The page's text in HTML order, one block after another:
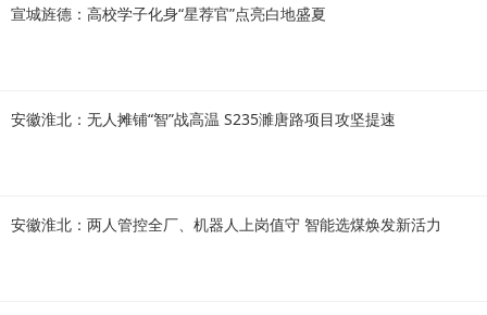
宣城旌德：高校学子化身“星荐官”点亮白地盛夏
安徽淮北：无人摊铺“智”战高温 S235濉唐路项目攻坚提速
安徽淮北：两人管控全厂、机器人上岗值守 智能选煤焕发新活力